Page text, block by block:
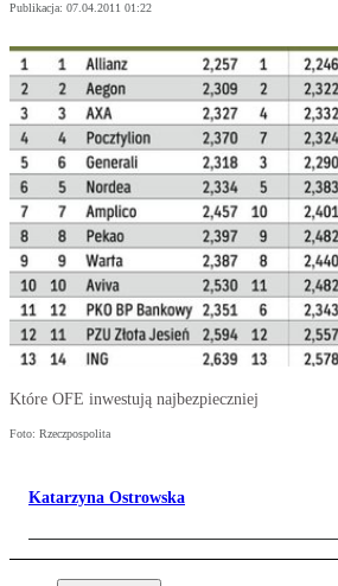
Publikacja: 07.04.2011 01:22
Które OFE inwestują najbezpieczniej
Foto: Rzeczpospolita
Katarzyna Ostrowska